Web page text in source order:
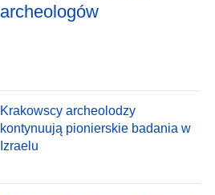
archeologów
Krakowscy archeolodzy
kontynuują pionierskie badania w
Izraelu